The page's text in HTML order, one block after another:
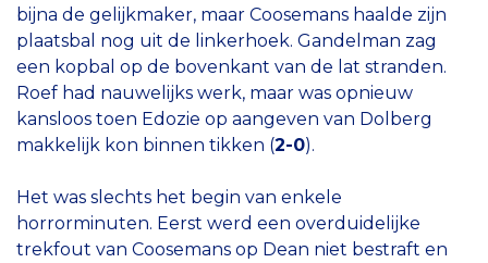
bijna de gelijkmaker, maar Coosemans haalde zijn
plaatsbal nog uit de linkerhoek. Gandelman zag
een kopbal op de bovenkant van de lat stranden.
Roef had nauwelijks werk, maar was opnieuw
kansloos toen Edozie op aangeven van Dolberg
makkelijk kon binnen tikken (2-0).
Het was slechts het begin van enkele
horrorminuten. Eerst werd een overduidelijke
trekfout van Coosemans op Dean niet bestraft en